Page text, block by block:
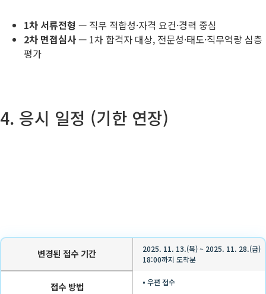
1차 서류전형 — 직무 적합성·자격 요건·경력 중심
2차 면접심사— 1차 합격자 대상, 전문성·태도·직무역량 심층
평가
4. 응시 일정 (기한 연장)
변경된 접수 기간
2025. 11. 13.(목) ~ 2025. 11. 28.(금)
18:00까지 도착분
접수 방법 • 우편 접수